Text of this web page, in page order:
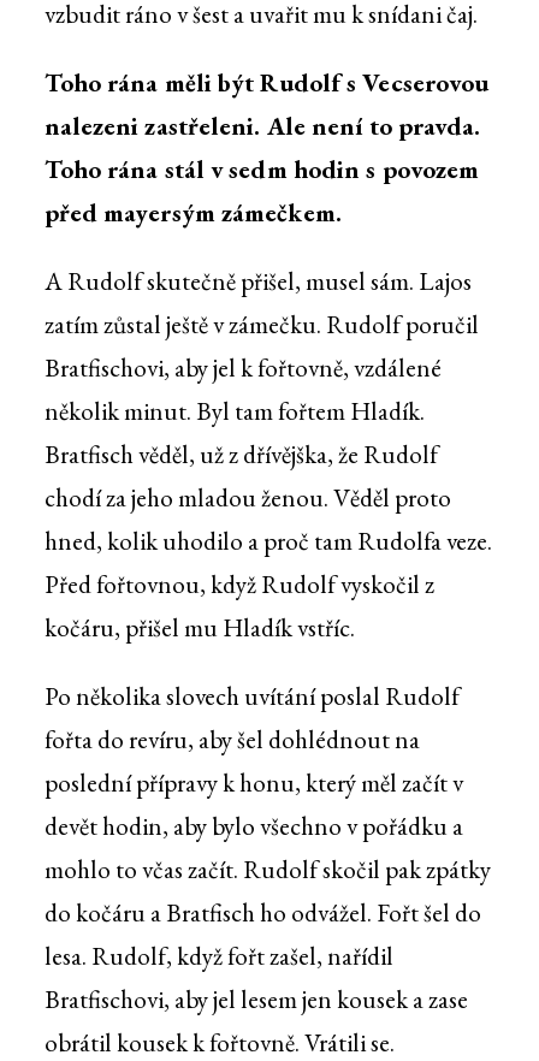
vzbudit ráno v šest a uvařit mu k snídani čaj.
Toho rána měli být Rudolf s Vecserovou
nalezeni zastřeleni. Ale není to pravda.
Toho rána stál v sedm hodin s povozem
před mayersým zámečkem.
A Rudolf skutečně přišel, musel sám. Lajos
zatím zůstal ještě v zámečku. Rudolf poručil
Bratfischovi, aby jel k fořtovně, vzdálené
několik minut. Byl tam fořtem Hladík.
Bratfisch věděl, už z dřívějška, že Rudolf
chodí za jeho mladou ženou. Věděl proto
hned, kolik uhodilo a proč tam Rudolfa veze.
Před fořtovnou, když Rudolf vyskočil z
kočáru, přišel mu Hladík vstříc.
Po několika slovech uvítání poslal Rudolf
fořta do revíru, aby šel dohlédnout na
poslední přípravy k honu, který měl začít v
devět hodin, aby bylo všechno v pořádku a
mohlo to včas začít. Rudolf skočil pak zpátky
do kočáru a Bratfisch ho odvážel. Fořt šel do
lesa. Rudolf, když fořt zašel, nařídil
Bratfischovi, aby jel lesem jen kousek a zase
obrátil kousek k fořtovně. Vrátili se.